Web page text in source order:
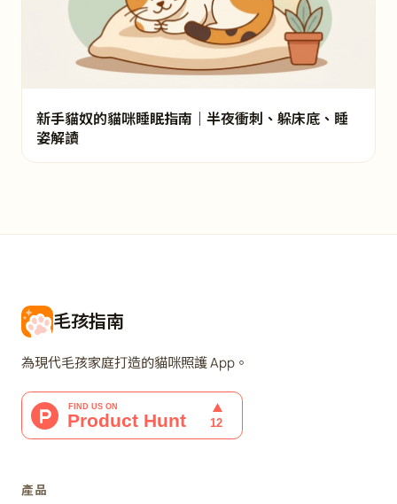
新手貓奴的貓咪睡眠指南｜半夜衝刺、躲床底、睡
姿解讀
毛孩指南
為現代毛孩家庭打造的貓咪照護 App。
產品